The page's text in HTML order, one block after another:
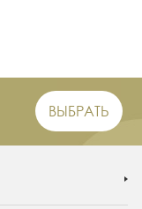
ВЫБРАТЬ